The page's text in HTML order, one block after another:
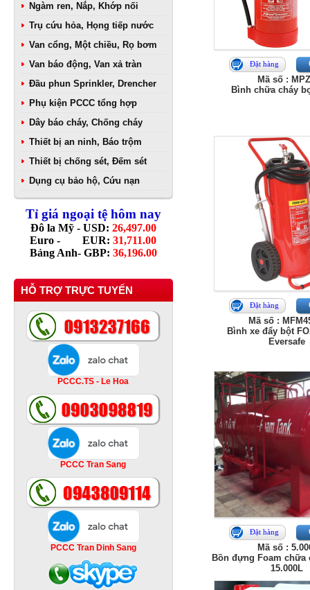
Ngàm ren, Nắp, Khớp nối
Trụ cứu hỏa, Họng tiếp nước
Van cổng, Một chiều, Rọ bơm
Van báo động, Van xả tràn
Đầu phun Sprinkler, Drencher
Phụ kiện PCCC tổng hợp
Dây báo cháy, Chống cháy
Thiết bị an ninh, Báo trộm
Thiết bị chống sét, Đếm sét
Dụng cụ bảo hộ, Cứu nạn
Tỉ giá ngoại tệ hôm nay
Đô la Mỹ - USD: 26,497.00
Euro - EUR: 31,711.00
Bảng Anh- GBP: 36,196.00
HỖ TRỢ TRỰC TUYẾN
PCCC.TS - Le Hoa
PCCC Tran Sang
PCCC Tran Dinh Sang
Đặt hàng
Mã số :
Bình chữa cháy
Đặt hàng
Mã số :
Bình xe đẩy bột
Eversafe
Đặt hàng
Mã số :
Bồn đựng Foam chữa
15.000L